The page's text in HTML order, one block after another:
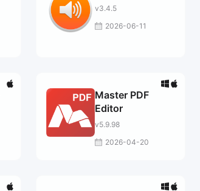
v3.4.5
2026-06-11
Master PDF
Editor
v5.9.98
2026-04-20